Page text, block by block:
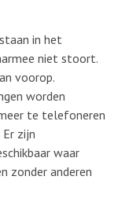
in het
niet stoort.
voorop.
worden
te telefoneren
zijn
waar
zonder anderen